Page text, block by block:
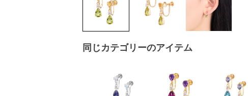
同じカテゴリーのアイテム